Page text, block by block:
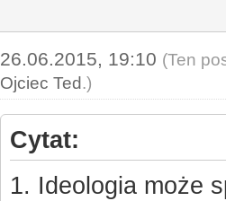
26.06.2015, 19:10 (Ten
Ojciec Ted.)
Cytat:
1. Ideologia może